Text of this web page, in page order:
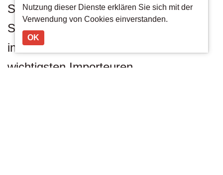
Schokolade und
Schokoladeerzeugnissen und
institutionalisiert den Kontakt zu den
wichtigsten Importeuren.
Nutzung dieser Dienste erklären Sie sich mit der
Verwendung von Cookies einverstanden.
OK